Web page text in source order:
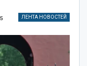
ЛЕНТА НОВОСТЕЙ